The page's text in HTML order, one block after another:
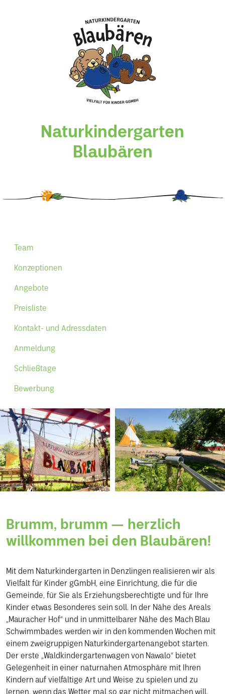
Naturkindergarten
Blaubären
Team
Konzeptionen
Angebote
Preisliste
Kontakt- und Adressdaten
Anmeldung
Schließtage
Bewerbung
Brumm, brumm — herzlich
willkommen bei den Blaubären!
Mit dem Naturkindergarten in Denzlingen realisieren wir als
Vielfalt für Kinder gGmbH, eine Einrichtung, die für die
Gemeinde, für Sie als Erziehungsberechtigte und für Ihre
Kinder etwas Besonderes sein soll. In der Nähe des Areals
„Mauracher Hof“ und in unmittelbarer Nähe des Mach Blau
Schwimmbades werden wir in den kommenden Wochen mit
einem zweigruppigen Naturkindergartenangebot starten.
Der erste „Waldkindergartenwagen von Nawalo“ bietet
Gelegenheit in einer naturnahen Atmosphäre mit Ihren
Kindern auf vielfältige Art und Weise zu spielen und zu
lernen, wenn das Wetter mal so gar nicht mitmachen will.